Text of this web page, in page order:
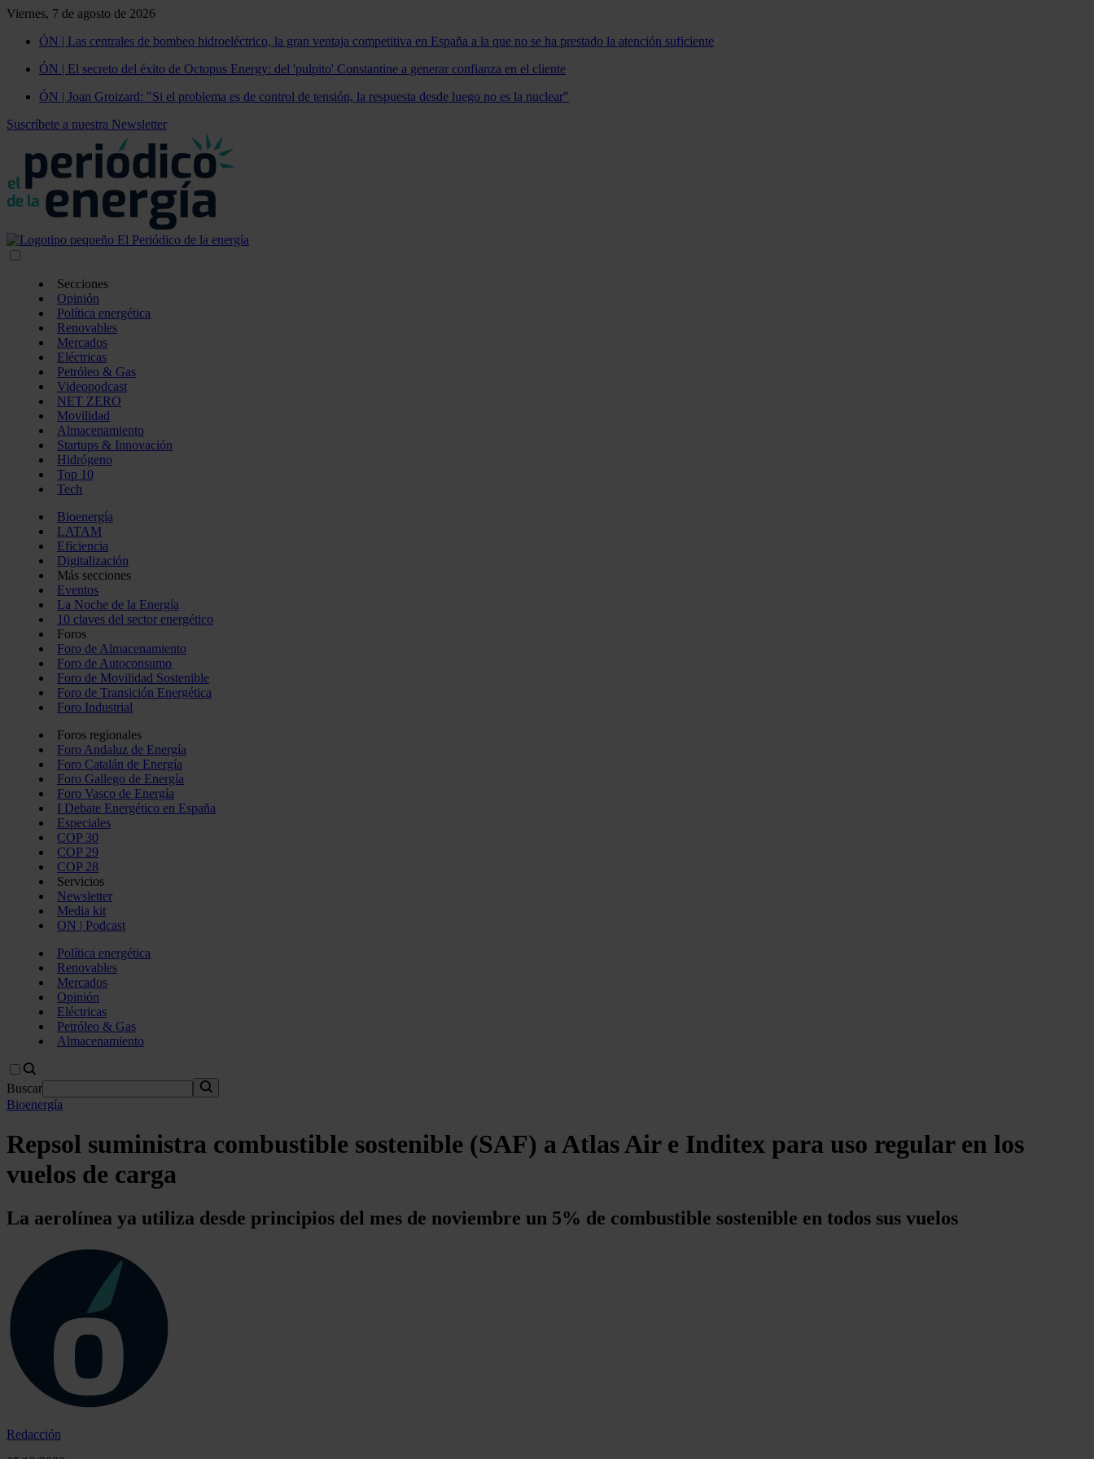
Viernes, 7 de agosto de 2026
ÓN | Las centrales de bombeo hidroeléctrico, la gran ventaja competitiva en España a la que no se ha prestado la atención suficiente
ÓN | El secreto del éxito de Octopus Energy: del 'pulpito' Constantine a generar confianza en el cliente
ÓN | Joan Groizard: "Si el problema es de control de tensión, la respuesta desde luego no es la nuclear"
Suscríbete a nuestra Newsletter
Secciones
Opinión
Política energética
Renovables
Mercados
Eléctricas
Petróleo & Gas
Videopodcast
NET ZERO
Movilidad
Almacenamiento
Startups & Innovación
Hidrógeno
Top 10
Tech
Bioenergía
LATAM
Eficiencia
Digitalización
Más secciones
Eventos
La Noche de la Energía
10 claves del sector energético
Foros
Foro de Almacenamiento
Foro de Autoconsumo
Foro de Movilidad Sostenible
Foro de Transición Energética
Foro Industrial
Foros regionales
Foro Andaluz de Energía
Foro Catalán de Energía
Foro Gallego de Energía
Foro Vasco de Energía
I Debate Energético en España
Especiales
COP 30
COP 29
COP 28
Servicios
Newsletter
Media kit
ON | Podcast
Política energética
Renovables
Mercados
Opinión
Eléctricas
Petróleo & Gas
Almacenamiento
Buscar
Bioenergía
Repsol suministra combustible sostenible (SAF) a Atlas Air e Inditex para uso regular en los
vuelos de carga
La aerolínea ya utiliza desde principios del mes de noviembre un 5% de combustible sostenible en todos sus vuelos
Redacción